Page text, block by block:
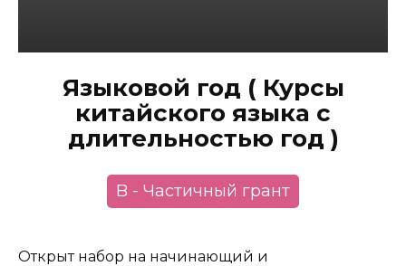
Языковой год ( Курсы
китайского языка с
длительностью год )
B - Частичный грант
Открыт набор на начинающий и